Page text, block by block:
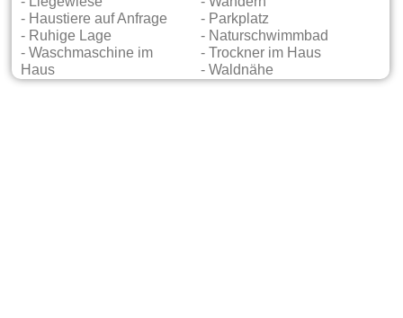
- Haustiere auf Anfrage
- Parkplatz
- Ruhige Lage
- Naturschwimmbad
- Waschmaschine im
Haus
- Trockner im Haus
- Waldnähe